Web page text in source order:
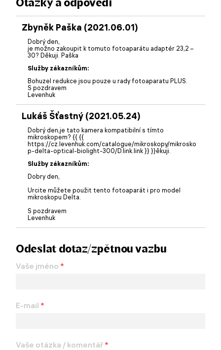
Zbyněk Paška (2021.06.01)
Dobrý den,
je možno zakoupit k tomuto fotoaparátu adaptér 23,2 –
30? Děkuji. Paška
Služby zákazníkům:
Bohuzel redukce jsou pouze u rady fotoaparatu PLUS.
S pozdravem
Levenhuk
Lukáš Šťastný (2021.05.24)
Dobrý den,je tato kamera kompatibilní s tímto
mikroskopem? {{ {{
https://cz.levenhuk.com/catalogue/mikroskopy/mikrosko
p-delta-optical-biolight-300/D.link.link }} }}ěkuji.
Služby zákazníkům:
Dobry den,
Urcite můžete použit tento fotoaparát i pro model
mikroskopu Delta.
S pozdravem
Levenhuk
Odeslat dotaz/zpětnou vazbu
Vaše jméno *
E-mail *
Vaše otázka / komentář*